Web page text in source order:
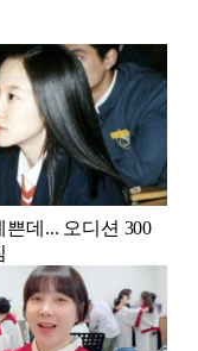
쁜데... 오디션 300